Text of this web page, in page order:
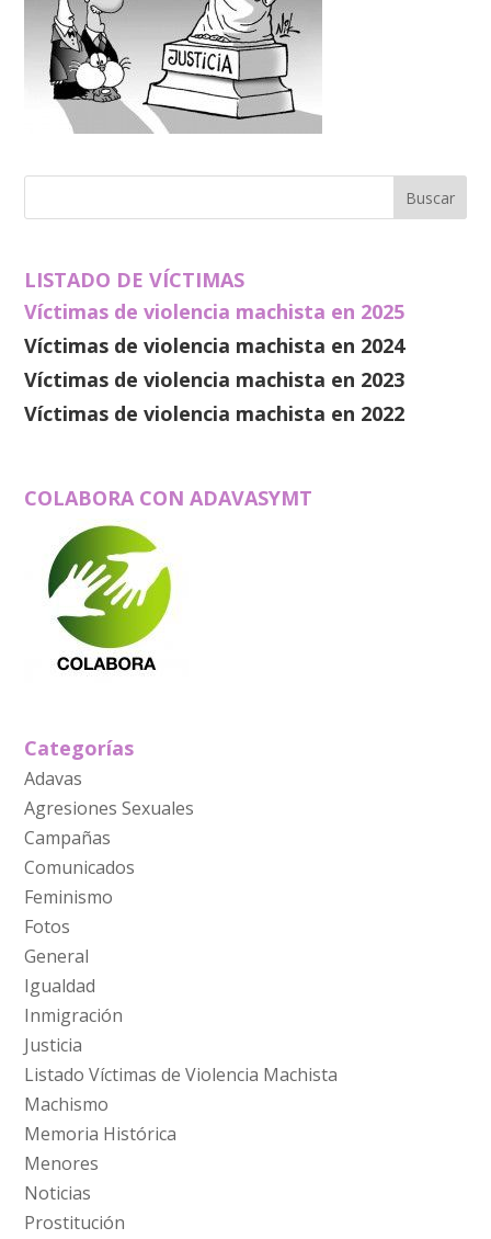
LISTADO DE VÍCTIMAS
Víctimas de violencia machista en 2025
Víctimas de violencia machista en 2024
Víctimas de violencia machista en 2023
Víctimas de violencia machista en 2022
COLABORA CON ADAVASYMT
Categorías
Adavas
Agresiones Sexuales
Campañas
Comunicados
Feminismo
Fotos
General
Igualdad
Inmigración
Justicia
Listado Víctimas de Violencia Machista
Machismo
Memoria Histórica
Menores
Noticias
Prostitución